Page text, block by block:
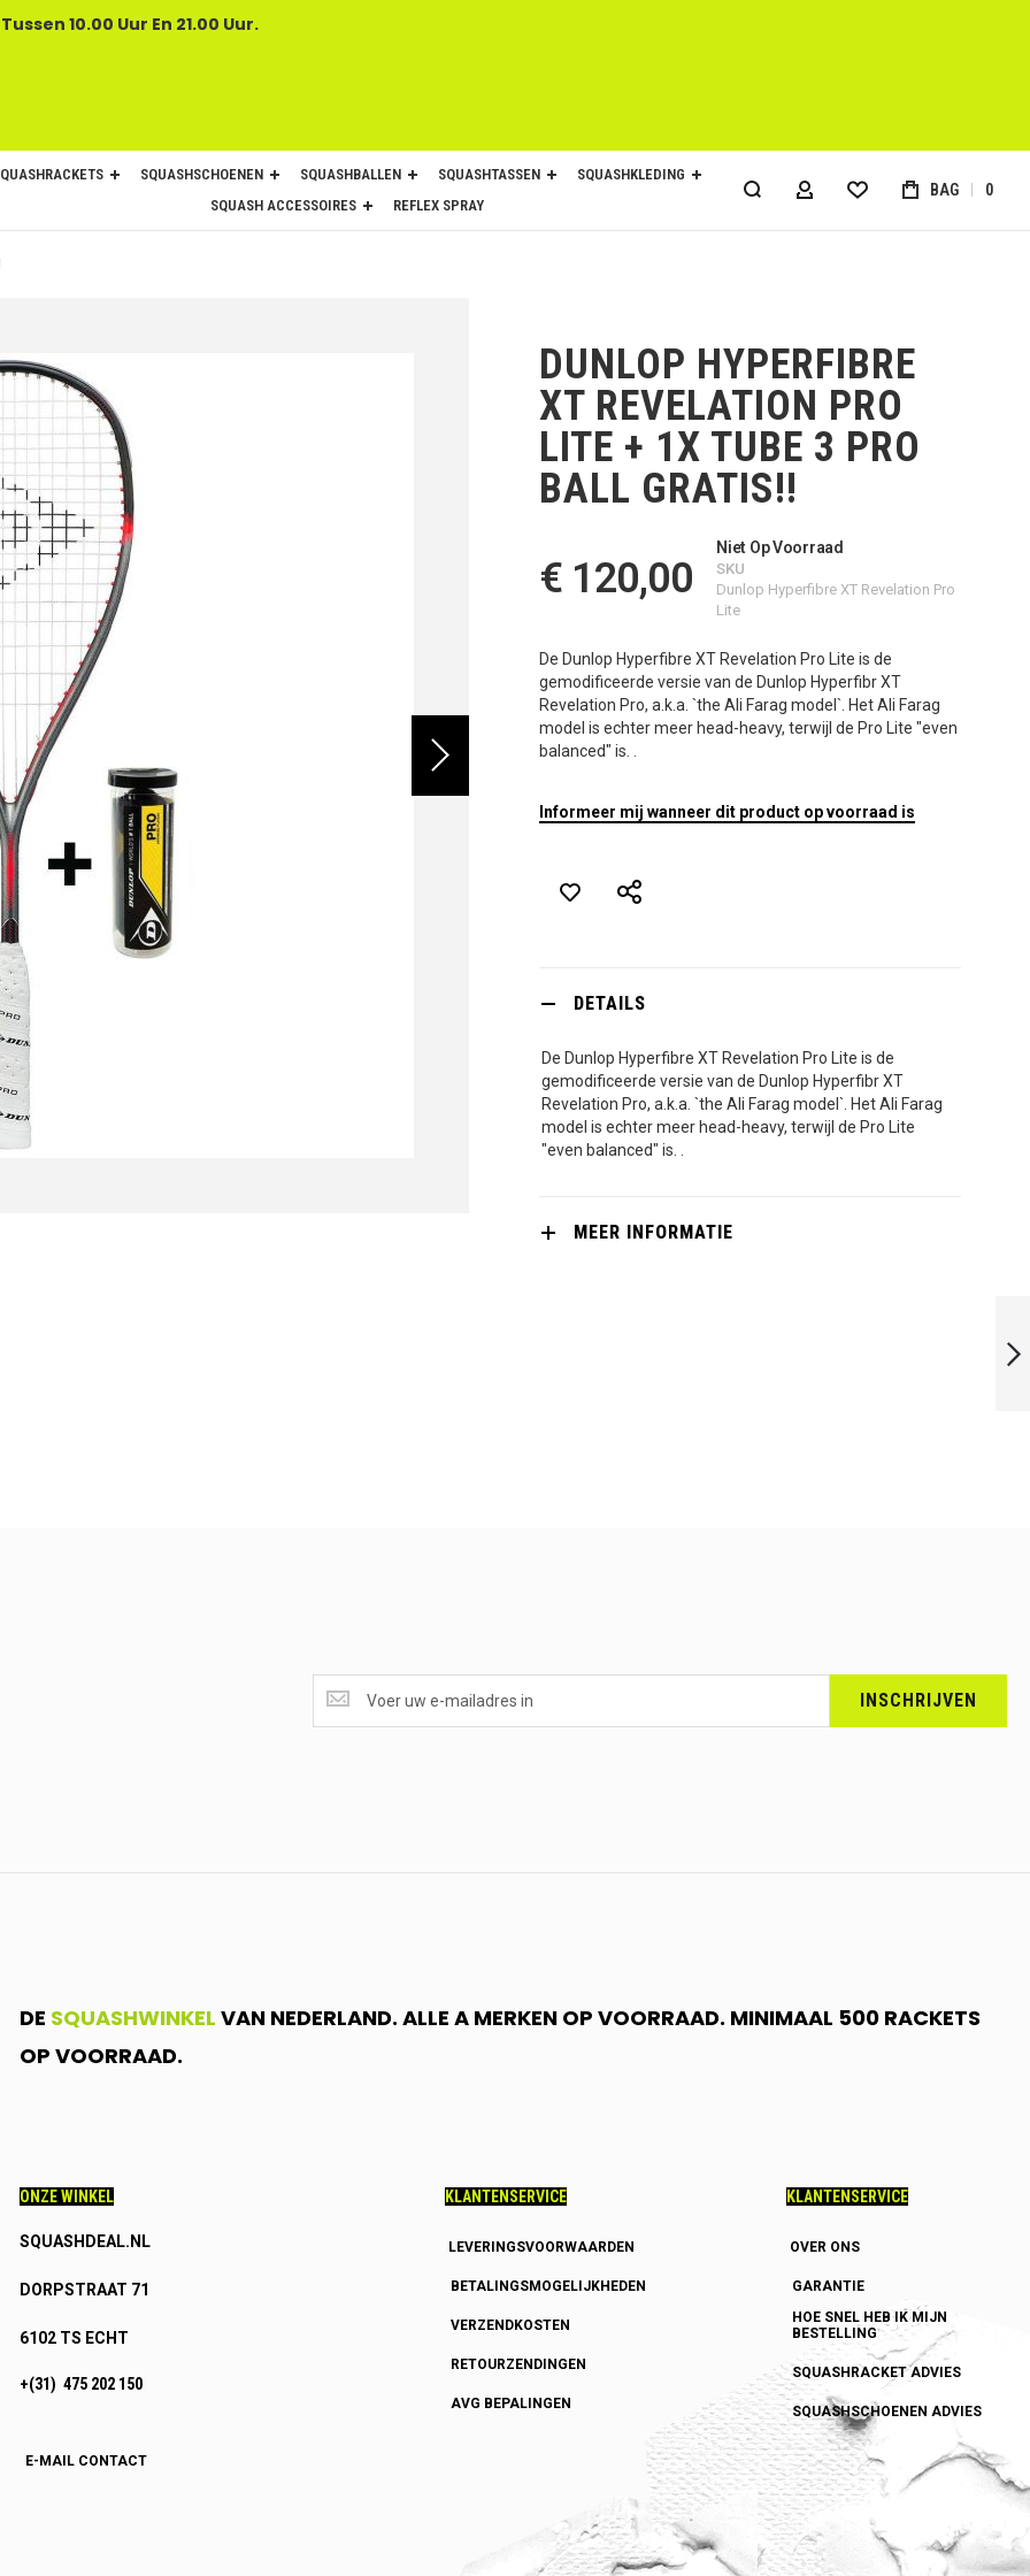
10.00 Uur En 21.00 Uur.
SQUASHSCHOENEN SQUASHBALLEN SQUASHTASSEN
SQUASHKLEDING
SQUASH ACCESSOIRES
REFLEX SPRAY ACCOUNT BAG 0
DUNLOP HYPERFIBRE
XT REVELATION PRO
LITE + 1X TUBE 3 PRO
BALL GRATIS!!
€ 120,00
Niet Op Voorraad
SKU
Dunlop Hyperfibre XT Revelation Pro
Lite
De Dunlop Hyperfibre XT Revelation Pro Lite is de
gemodificeerde versie van de Dunlop Hyperfibr XT
Revelation Pro, a.k.a. `the Ali Farag model`. Het Ali Farag
model is echter meer head-heavy, terwijl de Pro Lite "even
balanced" is. .
Informeer mij wanneer dit product op voorraad is
DETAILS
De Dunlop Hyperfibre XT Revelation Pro Lite is de
gemodificeerde versie van de Dunlop Hyperfibr XT
Revelation Pro, a.k.a. `the Ali Farag model`. Het Ali Farag
model is echter meer head-heavy, terwijl de Pro Lite
"even balanced" is. .
MEER INFORMATIE
ONTVANGEN?
<br>SCHRIJF
INSCHRIJVEN
DE SQUASHWINKEL VAN NEDERLAND. ALLE A MERKEN OP VOORRAAD. MINIMAAL 500 RACKETS
OP VOORRAAD.
ONZE WINKEL
SQUASHDEAL.NL
DORPSTRAAT 71
6102 TS ECHT
+(31) 475 202 150
E-MAIL CONTACT
KLANTENSERVICE
LEVERINGSVOORWAARDEN
BETALINGSMOGELIJKHEDEN
VERZENDKOSTEN
RETOURZENDINGEN
AVG BEPALINGEN
KLANTENSERVICE
OVER ONS
GARANTIE
HOE SNEL HEB IK MIJN
BESTELLING
SQUASHRACKET ADVIES
SQUASHSCHOENEN ADVIES